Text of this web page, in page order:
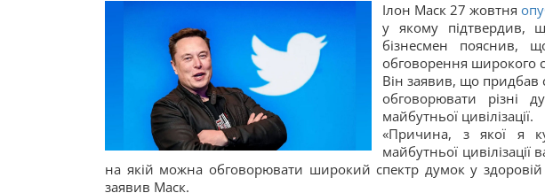
Ілон Маск 27 жовтня
у якому підтвердив,
бізнесмен пояснив,
обговорення широкого
Він заявив, що придбав
обговорювати різні
майбутньої цивілізації.
«Причина, з якої я
майбутньої
на якій можна обговорювати широкий спектр думок у
заявив Маск.